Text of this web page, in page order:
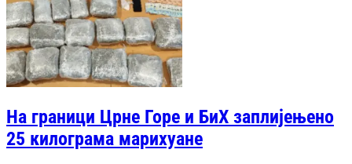
На граници Црне Горе и БиХ заплијењено
25 килограма марихуане